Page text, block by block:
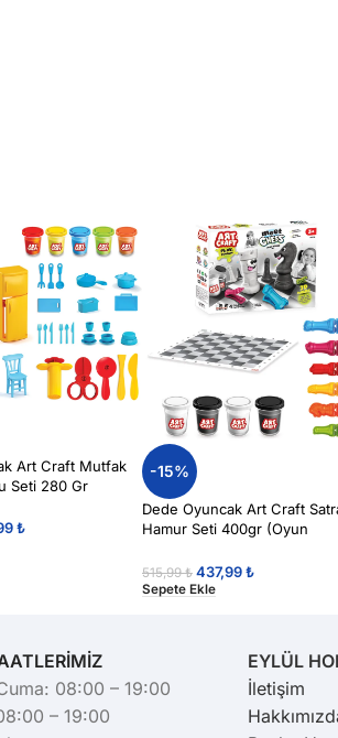
Art Craft Mutfak
Seti 280 Gr
₺
-15%
Dede Oyuncak Art Craft
Hamur Seti 400gr (Oyun
515,99₺ 437,99₺
Sepete Ekle
08:00 – 19:00
– 19:00
EYLÜL
İletişim